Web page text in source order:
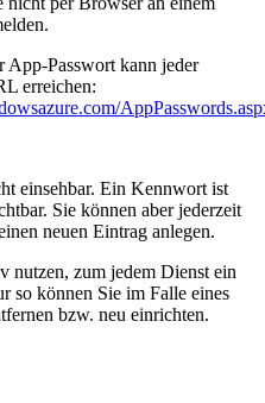
Passwort kann jeder
erreichen:
einsehbar. Ein Kennwort ist
Sie können aber jederzeit
neuen Eintrag anlegen.
nutzen, zum jedem Dienst ein
so können Sie im Falle eines
bzw. neu einrichten.